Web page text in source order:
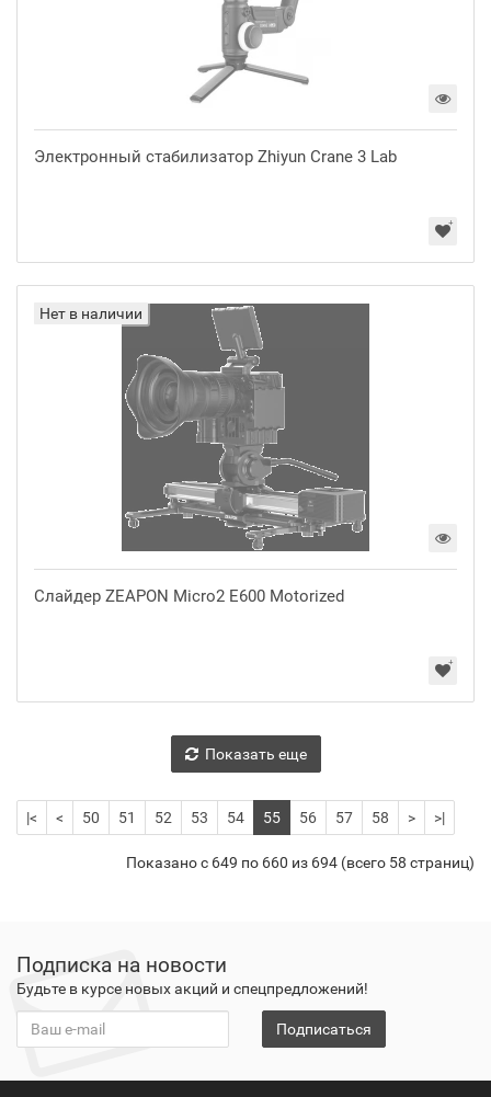
Электронный стабилизатор Zhiyun Crane 3 Lab
Нет в наличии
Слайдер ZEAPON Micro2 E600 Motorized
Показать еще
|< < 50 51 52 53 54 55 56 57 58 > >|
Показано с 649 по 660 из 694 (всего 58 страниц)
Подписка на новости
Будьте в курсе новых акций и спецпредложений!
Подписаться